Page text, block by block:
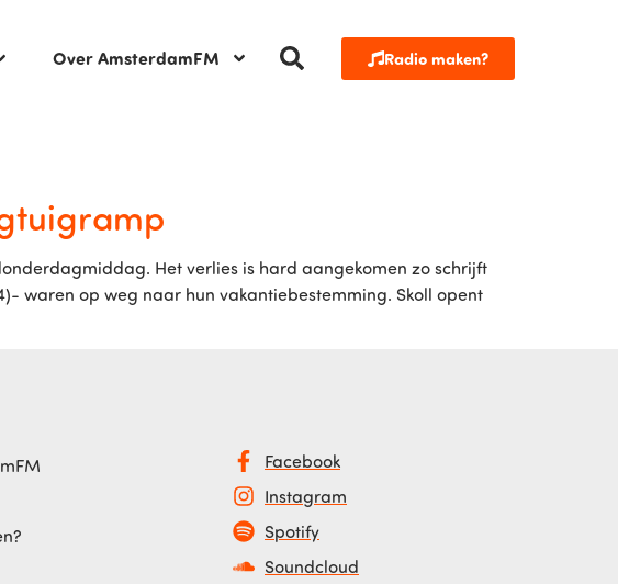
Over AmsterdamFM Radio maken?
Het verlies is hard aangekomen zo schrijft
waren op weg naar hun vakantiebestemming. Skoll opent
Facebook
Instagram
Spotify
Soundcloud